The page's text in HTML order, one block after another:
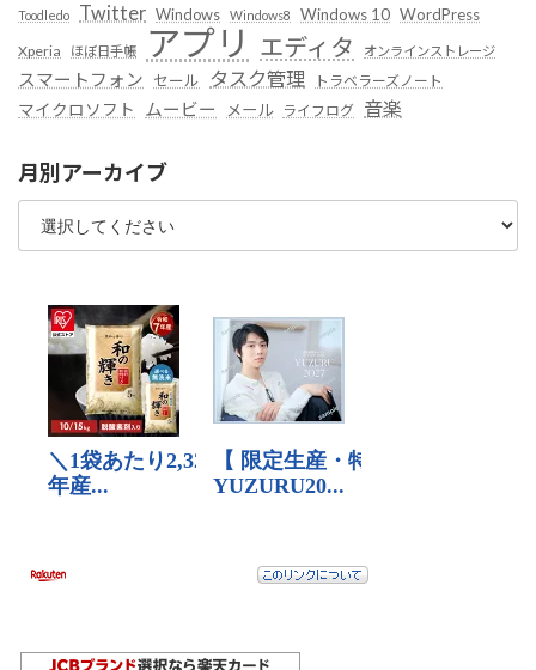
Toodledo Twitter Windows Windows8 Windows 10 WordPress
Xperia ほぼ日手帳 アプリ エディタ オンラインストレージ
スマートフォン セール タスク管理 トラベラーズノート
マイクロソフト ムービー メール ライフログ 音楽
月別アーカイブ